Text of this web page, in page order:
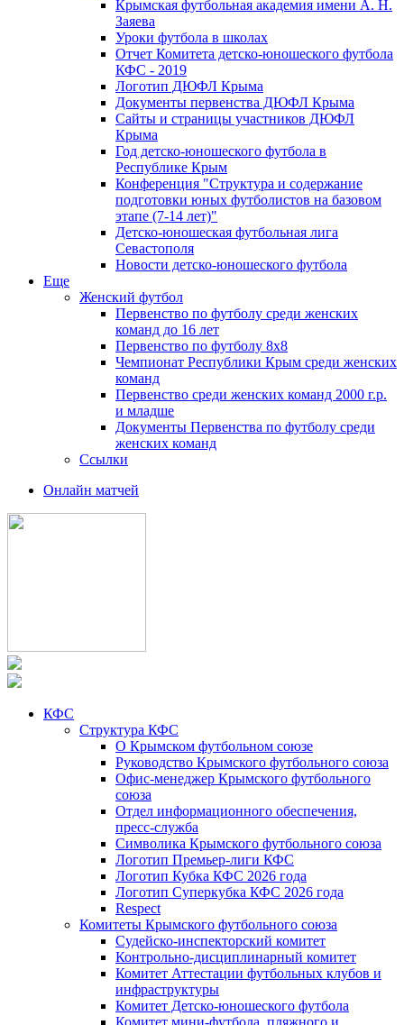
Крымская футбольная академия имени А. Н.
Заяева
Уроки футбола в школах
Отчет Комитета детско-юношеского футбола
КФС - 2019
Логотип ДЮФЛ Крыма
Документы первенства ДЮФЛ Крыма
Сайты и страницы участников ДЮФЛ
Крыма
Год детско-юношеского футбола в
Республике Крым
Конференция "Структура и содержание
подготовки юных футболистов на базовом
этапе (7-14 лет)"
Детско-юношеская футбольная лига
Севастополя
Новости детско-юношеского футбола
Еще
Женский футбол
Первенство по футболу среди женских
команд до 16 лет
Первенство по футболу 8х8
Чемпионат Республики Крым среди женских
команд
Первенство среди женских команд 2000 г.р.
и младше
Документы Первенства по футболу среди
женских команд
Ссылки
Онлайн матчей
КФС
Структура КФС
О Крымском футбольном союзе
Руководство Крымского футбольного союза
Офис-менеджер Крымского футбольного
союза
Отдел информационного обеспечения,
пресс-служба
Символика Крымского футбольного союза
Логотип Премьер-лиги КФС
Логотип Кубка КФС 2026 года
Логотип Суперкубка КФС 2026 года
Respect
Комитеты Крымского футбольного союза
Судейско-инспекторский комитет
Контрольно-дисциплинарный комитет
Комитет Аттестации футбольных клубов и
инфраструктуры
Комитет Детско-юношеского футбола
Комитет мини-футбола, пляжного и